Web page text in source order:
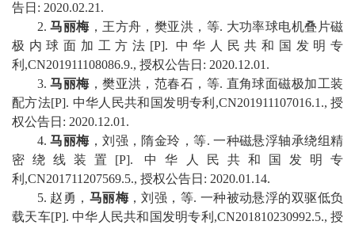
告日 : 2020.02.21.
2.马丽梅，王方舟，樊亚洪，等. 大功率球电机叠片磁
极内球面加工方法 [P]. 中华人民共和国发明专
利 ,CN201911108086.9., 授权公告日 : 2020.12.01.
3.马丽梅，樊亚洪，范春石，等. 直角球面磁极加工装
配方法[P]. 中华人民共和国发明专利 ,CN201911107016.1., 授
权公告日 : 2020.12.01.
4.马丽梅，刘强，隋金玲，等.一种磁悬浮轴承绕组精
密绕线装置 [P]. 中华人民共和国发明专
利 ,CN201711207569.5., 授权公告日 : 2020.01.14.
5. 赵勇， 马丽梅，刘强，等. 一种被动悬浮的双驱低负
载天车[P]. 中华人民共和国发明专利 ,CN201810230992.5., 授